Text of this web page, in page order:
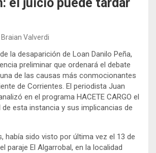
el juicio puede tardar
Braian Valverdi
la desaparición de Loan Danilo Peña,
preliminar que ordenará el debate
de las causas más conmocionantes
de Corrientes. El periodista Juan
en el programa HACETE CARGO el
esta instancia y sus implicancias de
había sido visto por última vez el 13 de
paraje El Algarrobal, en la localidad